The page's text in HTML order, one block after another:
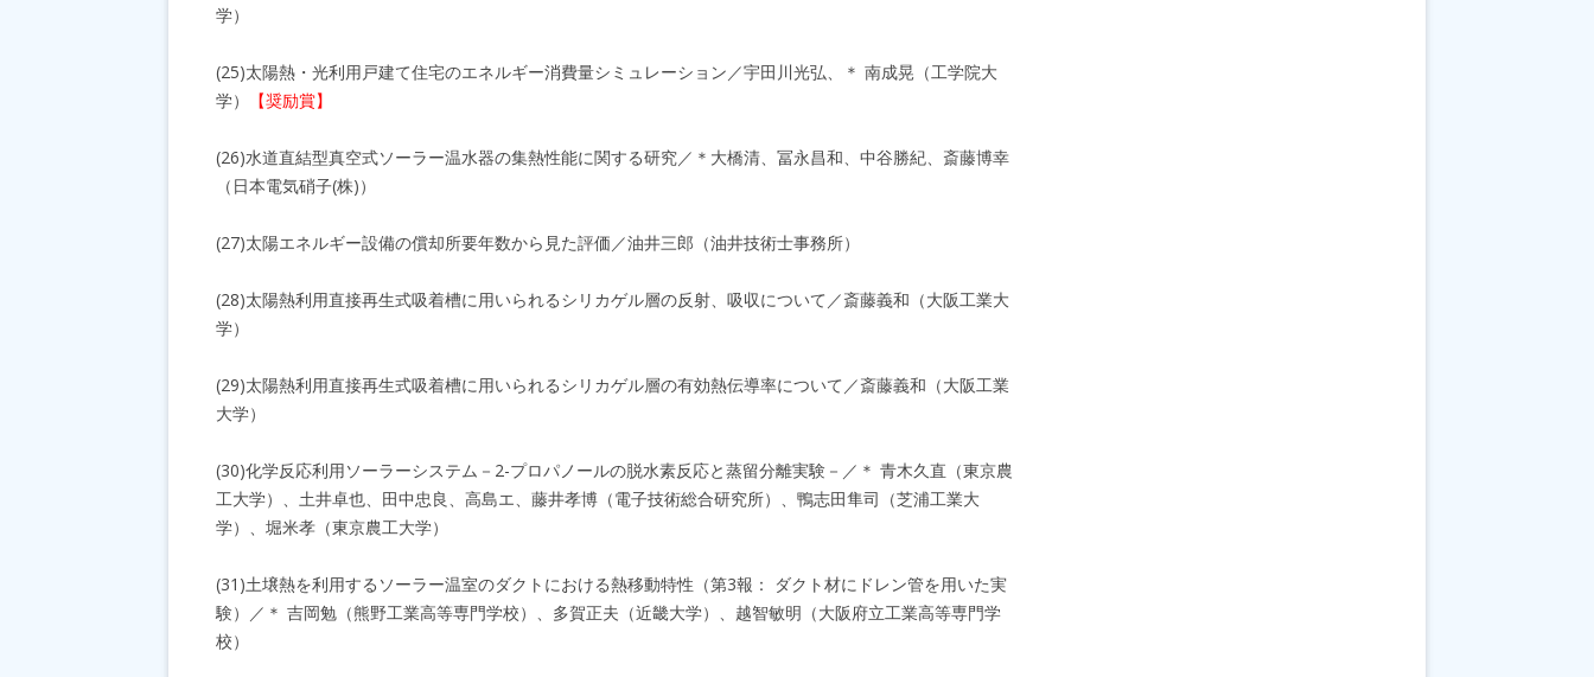
学）
(25)太陽熱・光利用戸建て住宅のエネルギー消費量シミュレーション／宇田川光弘、＊ 南成晃（工学院大
学）
【奨励賞】
(26)水道直結型真空式ソーラー温水器の集熱性能に関する研究／＊大橋清、冨永昌和、中谷勝紀、斎藤博幸
（日本電気硝子(株)）
(27)太陽エネルギー設備の償却所要年数から見た評価／油井三郎（油井技術士事務所）
(28)太陽熱利用直接再生式吸着槽に用いられるシリカゲル層の反射、吸収について／斎藤義和（大阪工業大
学）
(29)太陽熱利用直接再生式吸着槽に用いられるシリカゲル層の有効熱伝導率について／斎藤義和（大阪工業
大学）
(30)化学反応利用ソーラーシステム－2-プロパノールの脱水素反応と蒸留分離実験－／＊ 青木久直（東京農
工大学）、土井卓也、田中忠良、高島エ、藤井孝博（電子技術総合研究所）、鴨志田隼司（芝浦工業大
学）、堀米孝（東京農工大学）
(31)土壌熱を利用するソーラー温室のダクトにおける熱移動特性（第3報： ダクト材にドレン管を用いた実
験）／＊ 吉岡勉（熊野工業高等専門学校）、多賀正夫（近畿大学）、越智敏明（大阪府立工業高等専門学
校）